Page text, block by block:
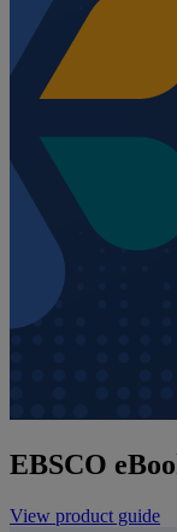
EBSCO
View product guide